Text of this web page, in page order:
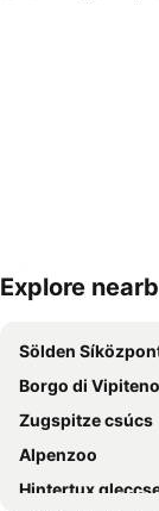
Nagy méretű
Explore
Sölden
Borgo di Vipiteno
Zugspitze csúcs
Alpenzoo
Hintertux